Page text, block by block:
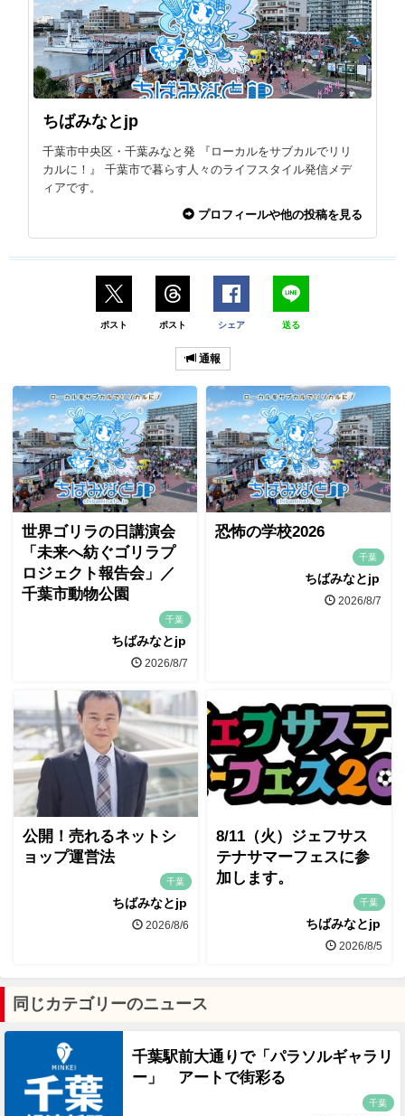
ちばみなとjp
千葉市中央区・千葉みなと発 『ローカルをサブカルでリリ
カルに！』 千葉市で暮らす人々のライフスタイル発信メデ
ィアです。
プロフィールや他の投稿を見る
ポスト ポスト シェア 送る
通報
世界ゴリラの日講演会
「未来へ紡ぐゴリラプ
ロジェクト報告会」／
千葉市動物公園
千葉
ちばみなとjp
2026/8/7
恐怖の学校2026
千葉
ちばみなとjp
2026/8/7
公開！売れるネットシ
ョップ運営法
千葉
ちばみなとjp
2026/8/6
8/11（火）ジェフサス
テナサマーフェスに参
加します。
千葉
ちばみなとjp
2026/8/5
同じカテゴリーのニュース
千葉駅前大通りで「パラソルギャラリ
ー」 アートで街彩る
千葉